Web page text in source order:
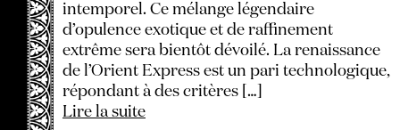
intemporel. Ce mélange légendaire
d’opulence exotique et de raffinement
extrême sera bientôt dévoilé. La renaissance
de l’Orient Express est un pari technologique,
répondant à des critères […]
Lire la suite